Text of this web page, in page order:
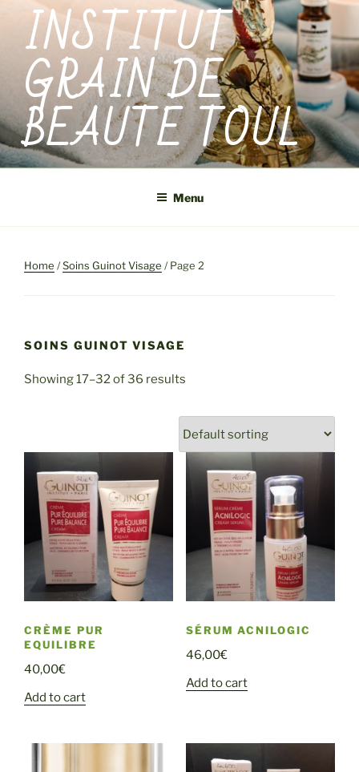
contenu
principalINSTITUT
GRAIN DE
BEAUTE TOUL
Menu
Home /Soins Guinot Visage / Page 2
SOINS GUINOT VISAGE
Showing 17–32 of 36 results
CRÈME PUR
EQUILIBRE
40,00€
Add to cart
SÉRUM ACNILOGIC
46,00€
Add to cart